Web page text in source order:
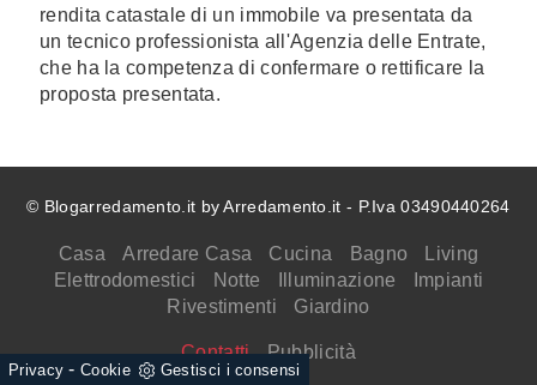
rendita catastale di un immobile va presentata da
un tecnico professionista all'Agenzia delle Entrate,
che ha la competenza di confermare o rettificare la
proposta presentata.
© Blogarredamento.it by Arredamento.it - P.Iva 03490440264
Casa Arredare Casa Cucina Bagno
Living
Elettrodomestici
Notte Illuminazione
Impianti
Rivestimenti
Giardino
Contatti Pubblicità
Privacy -Cookie Gestisci i consensi